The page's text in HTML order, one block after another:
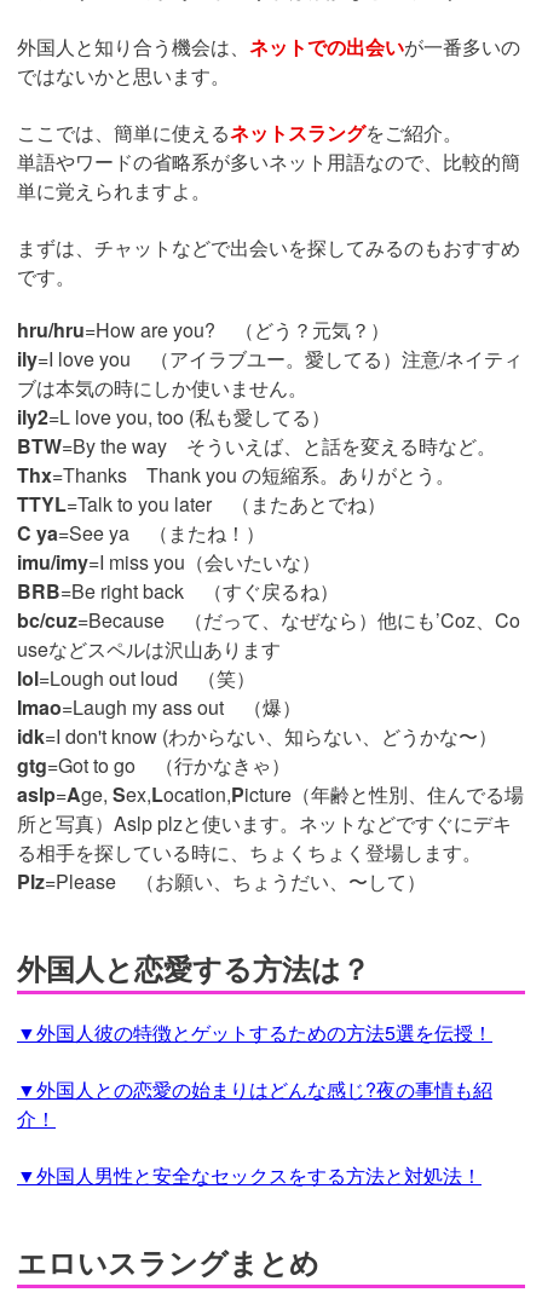
外国人と知り合う機会は、 ネットでの出会いが一番多いの
ではないかと思います。
ここでは、簡単に使えるネットスラングをご紹介。
単語やワードの省略系が多いネット用語なので、比較的簡
単に覚えられますよ。
まずは、チャットなどで出会いを探してみるのもおすすめ
です。
hru/hru=How are you? （どう？元気？）
ily=I love you （アイラブユー。愛してる）注意/ネイティ
ブは本気の時にしか使いません。
ily2=L love you, too (私も愛してる）
BTW=By the way そういえば、と話を変える時など。
Thx=Thanks Thank you の短縮系。ありがとう。
TTYL=Talk to you later （またあとでね）
C ya=See ya （またね！）
imu/imy=I miss you（会いたいな）
BRB=Be right back （すぐ戻るね）
bc/cuz=Because （だって、なぜなら）他にも’Coz、Co
useなどスペルは沢山あります
lol=Lough out loud （笑）
Imao=Laugh my ass out （爆）
idk=I don't know (わからない、知らない、どうかな〜）
gtg=Got to go （行かなきゃ）
aslp=Age, Sex,Location,Picture（年齢と性別、住んでる場
所と写真）Aslp plzと使います。ネットなどですぐにデキ
る相手を探している時に、ちょくちょく登場します。
Plz=Please （お願い、ちょうだい、〜して）
外国人と恋愛する方法は？
▼外国人彼の特徴とゲットするための方法5選を伝授！
▼外国人との恋愛の始まりはどんな感じ?夜の事情も紹
介！
▼外国人男性と安全なセックスをする方法と対処法！
エロいスラングまとめ